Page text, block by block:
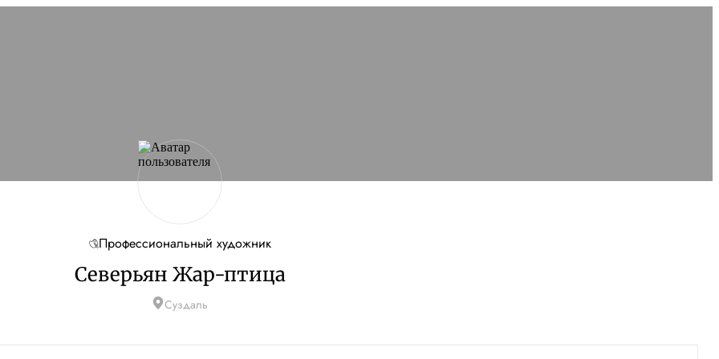
Профессиональный художник
Северьян Жар-птица
Суздаль